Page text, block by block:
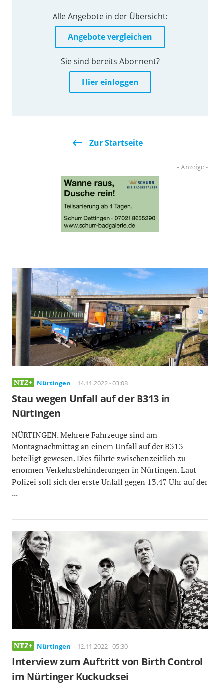
Alle Angebote in der Übersicht:
Angebote vergleichen
Sie sind bereits Abonnent?
Hier einloggen
Zur Startseite
Nürtingen | 14.11.2022 - 03:08
Stau wegen Unfall auf der B313 in
Nürtingen
NÜRTINGEN. Mehrere Fahrzeuge sind am
Montagnachmittag an einem Unfall auf der B313
beteiligt gewesen. Dies führte zwischenzeitlich zu
enormen Verkehrsbehinderungen in Nürtingen. Laut
Polizei soll sich der erste Unfall gegen 13.47 Uhr auf der
...
Nürtingen | 12.11.2022 - 05:30
Interview zum Auftritt von Birth Control
im Nürtinger Kuckucksei